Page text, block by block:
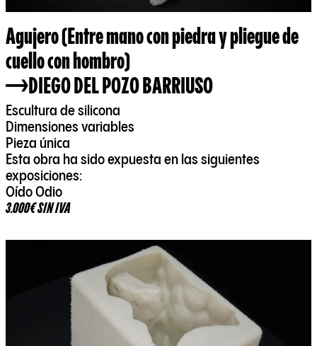
Agujero (Entre mano con piedra y pliegue de
cuello con hombro)
DIEGO DEL POZO BARRIUSO
Escultura de silicona
Dimensiones variables
Pieza única
Esta obra ha sido expuesta en las siguientes
exposiciones:
Oído Odio
3.000€ SIN IVA